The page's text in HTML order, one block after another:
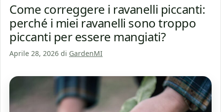
Come correggere i ravanelli piccanti:
perché i miei ravanelli sono troppo
piccanti per essere mangiati?
Aprile 28, 2026 di GardenMI